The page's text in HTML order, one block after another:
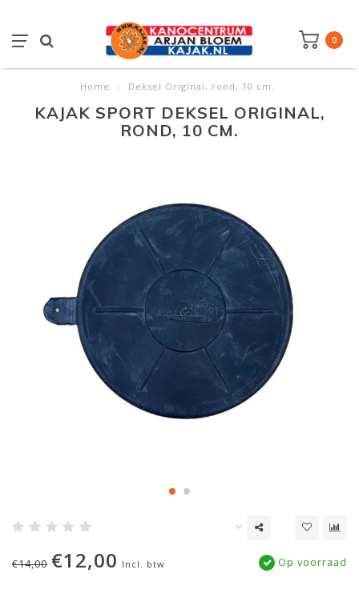
0
Home / Deksel Original, rond, 10 cm.
KAJAK SPORT DEKSEL ORIGINAL,
ROND, 10 CM.
€14,00 €12,00 Incl. btw Op voorraad